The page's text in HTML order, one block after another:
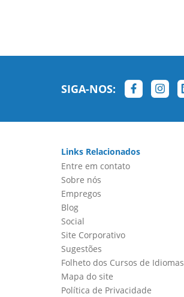
SIGA-NOS:
Links Relacionados
Entre em contato
Sobre nós
Empregos
Blog
Social
Site Corporativo
Sugestões
Folheto dos Cursos de Idiomas
Mapa do site
Política de Privacidade